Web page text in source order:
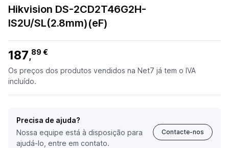
Hikvision DS-2CD2T46G2H-
IS2U/SL(2.8mm)(eF)
187,89 €
Os preços dos produtos vendidos na Net7 já tem o IVA
incluído.
Precisa de ajuda?
Nossa equipe está à disposição para
ajudá-lo, entre em contato.
Contacte-nos